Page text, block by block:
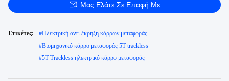
Μας Ελάτε Σε Επαφή Με
Ετικέτες: #Ηλεκτρική αντι έκρηξη κάρρων μεταφοράς
#Βιομηχανικό κάρρο μεταφοράς 5T trackless
#5T Trackless ηλεκτρικό κάρρο μεταφοράς